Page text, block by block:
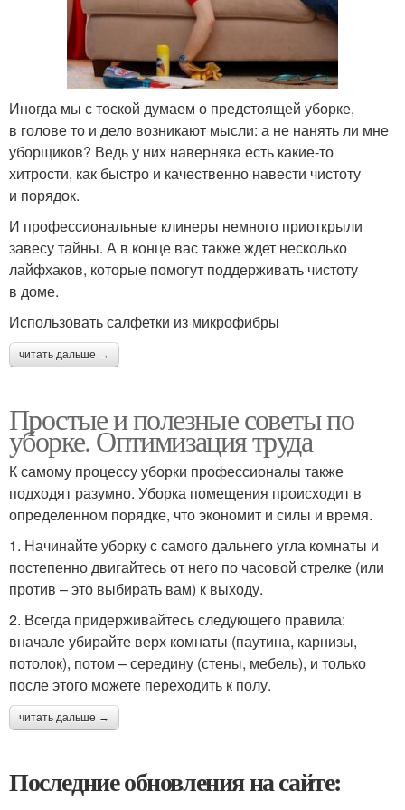
Иногда мы с тоской думаем о предстоящей уборке,
в голове то и дело возникают мысли: а не нанять ли мне
уборщиков? Ведь у них наверняка есть какие-то
хитрости, как быстро и качественно навести чистоту
и порядок.
И профессиональные клинеры немного приоткрыли
завесу тайны. А в конце вас также ждет несколько
лайфхаков, которые помогут поддерживать чистоту
в доме.
Использовать салфетки из микрофибры
читать дальше →
Простые и полезные советы по
уборке. Оптимизация труда
К самому процессу уборки профессионалы также
подходят разумно. Уборка помещения происходит в
определенном порядке, что экономит и силы и время.
1. Начинайте уборку с самого дальнего угла комнаты и
постепенно двигайтесь от него по часовой стрелке (или
против – это выбирать вам) к выходу.
2. Всегда придерживайтесь следующего правила:
вначале убирайте верх комнаты (паутина, карнизы,
потолок), потом – середину (стены, мебель), и только
после этого можете переходить к полу.
читать дальше →
Последние обновления на сайте: